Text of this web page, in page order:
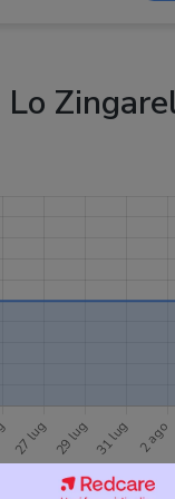
il prezzo scende!